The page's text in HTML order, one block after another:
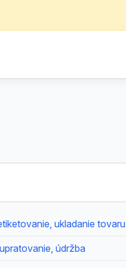
ukladanie tovaru
údržba